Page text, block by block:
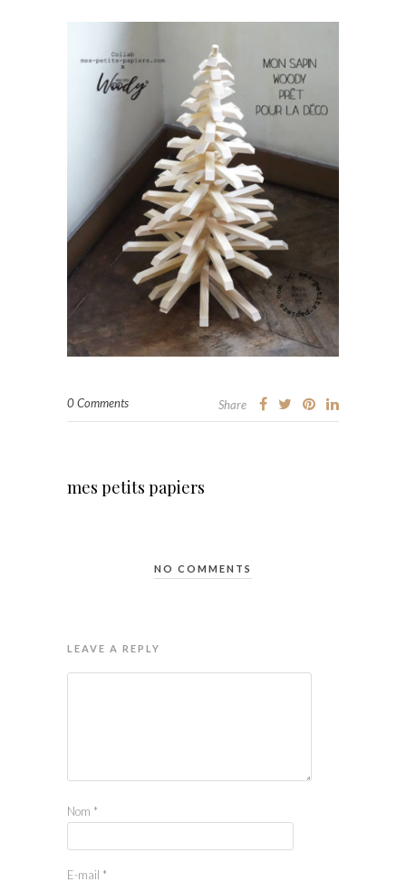
0 Comments Share
mes petits papiers
NO COMMENTS
LEAVE A REPLY
Nom *
E-mail *